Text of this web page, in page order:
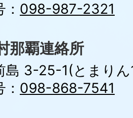
098-987-2321
那覇連絡所
島 3-25-1(とまりん
098-868-7541